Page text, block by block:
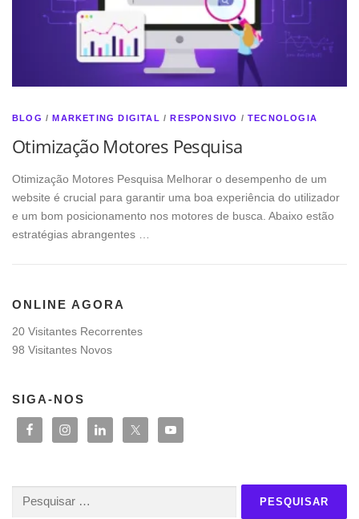
BLOG / MARKETING DIGITAL / RESPONSIVO /TECNOLOGIA
Otimização Motores Pesquisa
Otimização Motores Pesquisa Melhorar o desempenho de um
website é crucial para garantir uma boa experiência do utilizador
e um bom posicionamento nos motores de busca. Abaixo estão
estratégias abrangentes …
ONLINE AGORA
20 Visitantes Recorrentes
98 Visitantes Novos
SIGA-NOS
Pesquisar